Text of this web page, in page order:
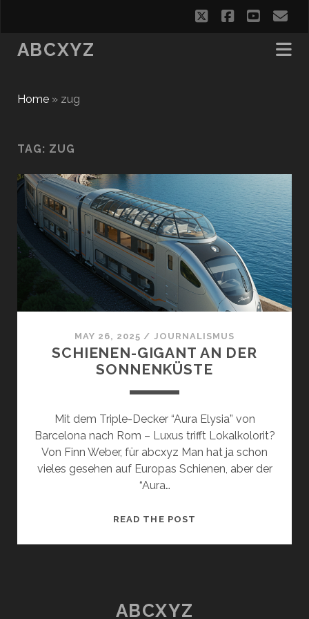
twitterfacebook
ABCXYZ
Home» zug
TAG: ZUG
MAY 26, 2025 / JOURNALISMUS
SCHIENEN-GIGANT AN DER
SONNENKÜSTE
Mit dem Triple-Decker “Aura Elysia” von
Barcelona nach Rom – Luxus trifft Lokalkolorit?
Von Finn Weber, für abcxyz Man hat ja schon
vieles gesehen auf Europas Schienen, aber der
“Aura…
READ THE POST
ABCXYZ